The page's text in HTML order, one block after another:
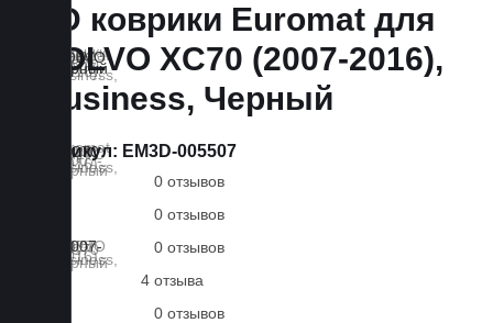
3D коврики Euromat для
VOLVO XC70 (2007-2016),
Business, Черный
Артикул: EM3D-005507
0 отзывов
0 отзывов
0 отзывов
4 отзыва
0 отзывов